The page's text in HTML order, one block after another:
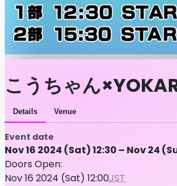
こうちゃん
Details Venue
Event date
Nov 16 2024 (Sat) 12:30 – Nov 24
Doors Open:
Nov 16 2024 (Sat) 12:00JST